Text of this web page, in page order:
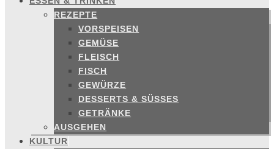
REZEPTE
VORSPEISEN
GEMÜSE
FLEISCH
FISCH
GEWÜRZE
DESSERTS & SÜSSES
GETRÄNKE
AUSGEHEN
KULTUR